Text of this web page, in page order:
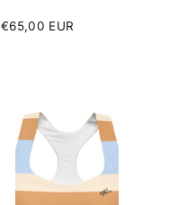
Prix
€65,00 EUR